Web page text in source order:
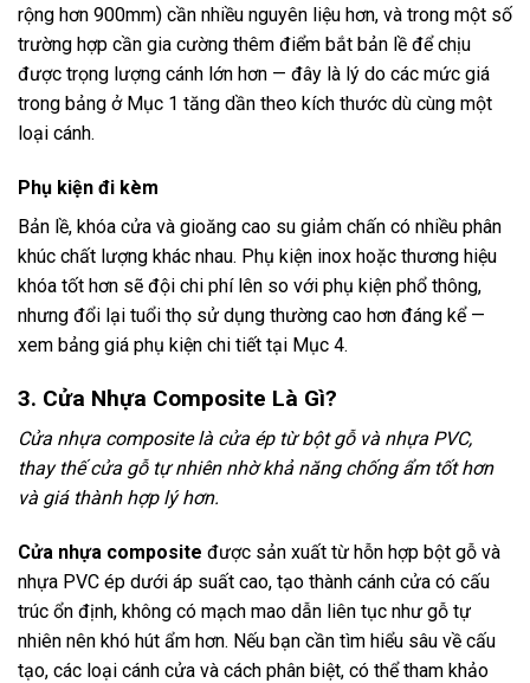
rộng hơn 900mm) cần nhiều nguyên liệu hơn, và trong một số
trường hợp cần gia cường thêm điểm bắt bản lề để chịu
được trọng lượng cánh lớn hơn — đây là lý do các mức giá
trong bảng ở Mục 1 tăng dần theo kích thước dù cùng một
loại cánh.
Phụ kiện đi kèm
Bản lề, khóa cửa và gioăng cao su giảm chấn có nhiều phân
khúc chất lượng khác nhau. Phụ kiện inox hoặc thương hiệu
khóa tốt hơn sẽ đội chi phí lên so với phụ kiện phổ thông,
nhưng đổi lại tuổi thọ sử dụng thường cao hơn đáng kể —
xem bảng giá phụ kiện chi tiết tại Mục 4.
3. Cửa Nhựa Composite Là Gì?
Cửa nhựa composite là cửa ép từ bột gỗ và nhựa PVC,
thay thế cửa gỗ tự nhiên nhờ khả năng chống ẩm tốt hơn
và giá thành hợp lý hơn.
Cửa nhựa composite được sản xuất từ hỗn hợp bột gỗ và
nhựa PVC ép dưới áp suất cao, tạo thành cánh cửa có cấu
trúc ổn định, không có mạch mao dẫn liên tục như gỗ tự
nhiên nên khó hút ẩm hơn. Nếu bạn cần tìm hiểu sâu về cấu
tạo, các loại cánh cửa và cách phân biệt, có thể tham khảo